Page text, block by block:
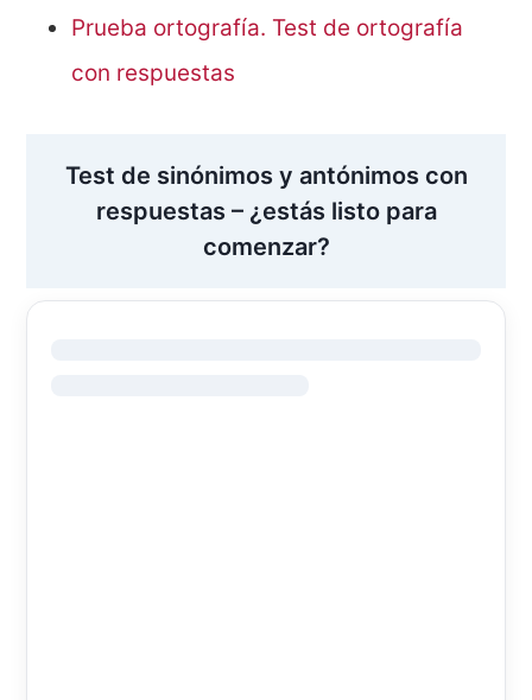
Prueba ortografía. Test de ortografía
con respuestas
Test de sinónimos y antónimos con
respuestas – ¿estás listo para
comenzar?